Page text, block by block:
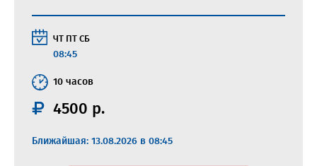
ЧТ СБ
08:45
10 часов
4500 р.
Ближайшая: 13.08.2026 в 08:45